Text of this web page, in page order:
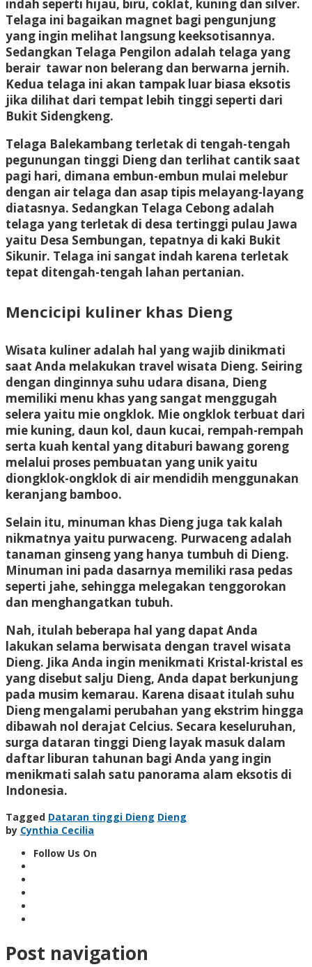
indah seperti hijau, biru, coklat, kuning dan silver.
Telaga ini bagaikan magnet bagi pengunjung
yang ingin melihat langsung keeksotisannya.
Sedangkan Telaga Pengilon adalah telaga yang
berair tawar non belerang dan berwarna jernih.
Kedua telaga ini akan tampak luar biasa eksotis
jika dilihat dari tempat lebih tinggi seperti dari
Bukit Sidengkeng.
Telaga Balekambang terletak di tengah-tengah
pegunungan tinggi Dieng dan terlihat cantik saat
pagi hari, dimana embun-embun mulai melebur
dengan air telaga dan asap tipis melayang-layang
diatasnya. Sedangkan Telaga Cebong adalah
telaga yang terletak di desa tertinggi pulau Jawa
yaitu Desa Sembungan, tepatnya di kaki Bukit
Sikunir. Telaga ini sangat indah karena terletak
tepat ditengah-tengah lahan pertanian.
Mencicipi kuliner khas Dieng
Wisata kuliner adalah hal yang wajib dinikmati
saat Anda melakukan travel wisata Dieng. Seiring
dengan dinginnya suhu udara disana, Dieng
memiliki menu khas yang sangat menggugah
selera yaitu mie ongklok. Mie ongklok terbuat dari
mie kuning, daun kol, daun kucai, rempah-rempah
serta kuah kental yang ditaburi bawang goreng
melalui proses pembuatan yang unik yaitu
diongklok-ongklok di air mendidih menggunakan
keranjang bamboo.
Selain itu, minuman khas Dieng juga tak kalah
nikmatnya yaitu purwaceng. Purwaceng adalah
tanaman ginseng yang hanya tumbuh di Dieng.
Minuman ini pada dasarnya memiliki rasa pedas
seperti jahe, sehingga melegakan tenggorokan
dan menghangatkan tubuh.
Nah, itulah beberapa hal yang dapat Anda
lakukan selama berwisata dengan travel wisata
Dieng. Jika Anda ingin menikmati Kristal-kristal es
yang disebut salju Dieng, Anda dapat berkunjung
pada musim kemarau. Karena disaat itulah suhu
Dieng mengalami perubahan yang ekstrim hingga
dibawah nol derajat Celcius. Secara keseluruhan,
surga dataran tinggi Dieng layak masuk dalam
daftar liburan tahunan bagi Anda yang ingin
menikmati salah satu panorama alam eksotis di
Indonesia.
Tagged Dataran tinggi Dieng Dieng
by Cynthia Cecilia
Follow Us On
Post navigation